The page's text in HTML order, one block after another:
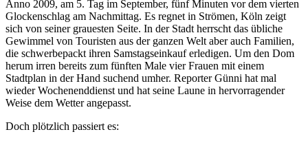
Anno 2009, am 5. Tag im September, fünf Minuten vor dem vierten
Glockenschlag am Nachmittag. Es regnet in Strömen, Köln zeigt
sich von seiner grauesten Seite. In der Stadt herrscht das übliche
Gewimmel von Touristen aus der ganzen Welt aber auch Familien,
die schwerbepackt ihren Samstagseinkauf erledigen. Um den Dom
herum irren bereits zum fünften Male vier Frauen mit einem
Stadtplan in der Hand suchend umher. Reporter Günni hat mal
wieder Wochenenddienst und hat seine Laune in hervorragender
Weise dem Wetter angepasst.
Doch plötzlich passiert es: